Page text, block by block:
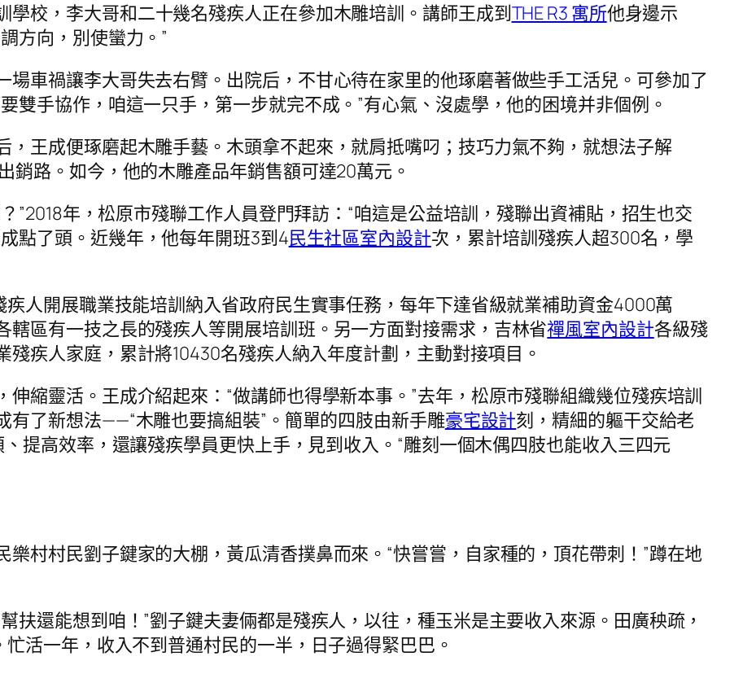
學校，李大哥和二十幾名殘疾人正在參加木雕培訓。講師王成到THE R3 寓所他身邊示
方向，別使蠻力。”
場車禍讓李大哥失去右臂。出院后，不甘心待在家里的他琢磨著做些手工活兒。可參加了
雙手協作，咱這一只手，第一步就完不成。”有心氣、沒處學，他的困境并非個例。
，王成便琢磨起木雕手藝。木頭拿不起來，就肩抵嘴叼；技巧力氣不夠，就想法子解
銷路。如今，他的木雕產品年銷售額可達20萬元。
”2018年，松原市殘聯工作人員登門拜訪：“咱這是公益培訓，殘聯出資補貼，招生也交
點了頭。近幾年，他每年開班3到4民生社區室內設計次，累計培訓殘疾人超300名，學
疾人開展職業技能培訓納入省政府民生實事任務，每年下達省級就業補助資金4000萬
轄區有一技之長的殘疾人等開展培訓班。另一方面對接需求，吉林省禪風室內設計各級殘
疾人家庭，累計將10430名殘疾人納入年度計劃，主動對接項目。
縮靈活。王成介紹起來：“做講師也得學新本事。”去年，松原市殘聯組織幾位殘疾培訓
有了新想法——“木雕也要搞組裝”。簡單的四肢由新手雕豪宅設計刻，精細的軀干交給老
提高效率，還讓殘疾學員更快上手，見到收入。“雕刻一個木偶四肢也能收入三四元
村村民劉子鍵家的大棚，黃瓜清香撲鼻而來。“快嘗嘗，自家種的，頂花帶刺！”蹲在地
扶還能想到咱！”劉子鍵夫妻倆都是殘疾人，以往，種玉米是主要收入來源。田廣秧疏，
活一年，收入不到普通村民的一半，日子過得緊巴巴。